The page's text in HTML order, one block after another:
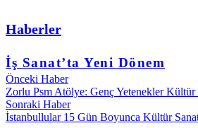
Haberler
İş Sanat’ta Yeni Dönem
Önceki Haber
Zorlu Psm Atölye: Genç Yetenekler Kültür
Sonraki Haber
İstanbullular 15 Gün Boyunca Kültür Sanat